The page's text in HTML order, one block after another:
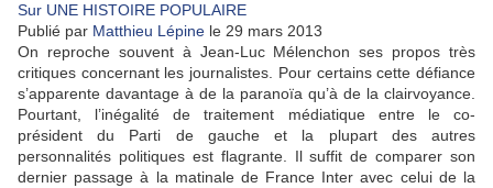
Sur UNE HISTOIRE POPULAIRE
Publié par Matthieu Lépine le 29 mars 2013
On reproche souvent à Jean-Luc Mélenchon ses propos très
critiques concernant les journalistes. Pour certains cette défiance
s’apparente davantage à de la paranoïa qu’à de la clairvoyance.
Pourtant, l’inégalité de traitement médiatique entre le co-
président du Parti de gauche et la plupart des autres
personnalités politiques est flagrante. Il suffit de comparer son
dernier passage à la matinale de France Inter avec celui de la